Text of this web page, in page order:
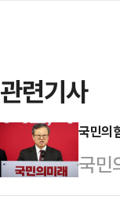
관련기사
국민의
국민
를